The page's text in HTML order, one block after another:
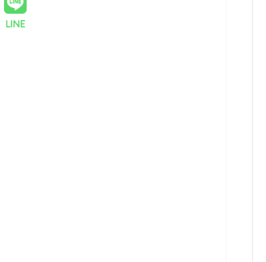
LINE